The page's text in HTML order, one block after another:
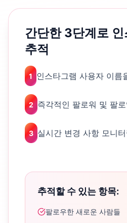
간단한 3단계로
추적
1 인스타그램 사용자 이름
2 즉각적인 팔로워 및 팔
3 실시간 변경 사항 모니터
추적할 수 있는 항목:
팔로우한 새로운 사람들